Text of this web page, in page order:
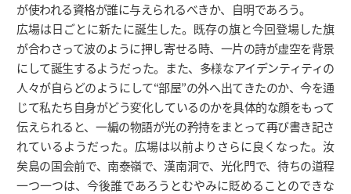
が使われる資格が誰に与えられるべきか、自明であろう。
広場は日ごとに新たに誕生した。既存の旗と今回登場した旗
が合わさって波のように押し寄せる時、一片の詩が虚空を背景
にして誕生するようだった。また、多様なアイデンティティの
人々が自らどのようにして“部屋”の外へ出てきたのか、今を通
じて私たち自身がどう変化しているのかを具体的な顔をもって
伝えられると、一編の物語が光の矜持をまとって再び書き記さ
れているようだった。広場は以前よりさらに良くなった。汝
矣島の国会前で、南泰嶺で、漢南洞で、光化門で、待ちの道程
一つ一つは、今後誰であろうとむやみに貶めることのできな